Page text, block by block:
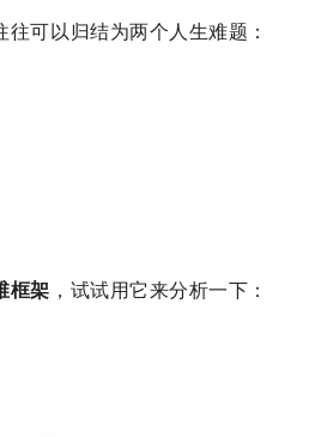
可以归结为两个人生难题：
框架 ，试试用它来分析一下：